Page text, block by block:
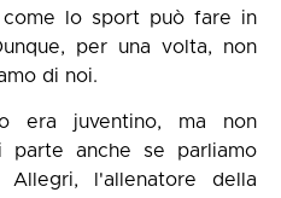
lo sport può fare in
per una volta, non
di noi.
era juventino, ma non
parte anche se parliamo
Allegri, l'allenatore della